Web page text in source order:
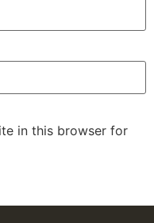
in this browser for